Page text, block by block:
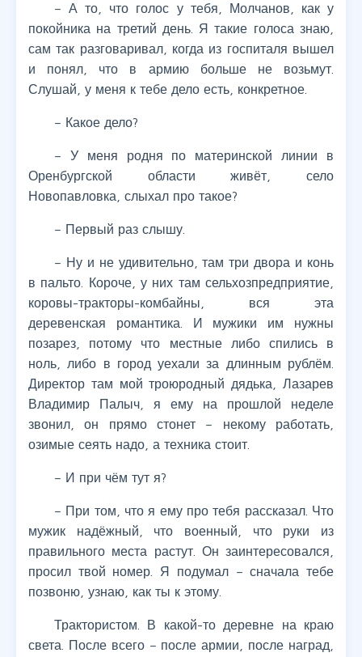
– А то, что голос у тебя, Молчанов, как у
покойника на третий день. Я такие голоса знаю,
сам так разговаривал, когда из госпиталя вышел
и понял, что в армию больше не возьмут.
Слушай, у меня к тебе дело есть, конкретное.
– Какое дело?
– У меня родня по материнской линии в
Оренбургской области живёт, село
Новопавловка, слыхал про такое?
– Первый раз слышу.
– Ну и не удивительно, там три двора и конь
в пальто. Короче, у них там сельхозпредприятие,
коровы-тракторы-комбайны, вся эта
деревенская романтика. И мужики им нужны
позарез, потому что местные либо спились в
ноль, либо в город уехали за длинным рублём.
Директор там мой троюродный дядька, Лазарев
Владимир Палыч, я ему на прошлой неделе
звонил, он прямо стонет – некому работать,
озимые сеять надо, а техника стоит.
– И при чём тут я?
– При том, что я ему про тебя рассказал. Что
мужик надёжный, что военный, что руки из
правильного места растут. Он заинтересовался,
просил твой номер. Я подумал – сначала тебе
позвоню, узнаю, как ты к этому.
Трактористом. В какой-то деревне на краю
света. После всего – после армии, после наград,